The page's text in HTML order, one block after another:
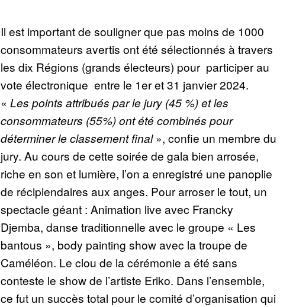
Il est important de souligner que pas moins de 1000
consommateurs avertis ont été sélectionnés à travers
les dix Régions (grands électeurs) pour participer au
vote électronique entre le 1er et 31 janvier 2024.
« Les points attribués par le jury (45 %) et les
consommateurs (55%) ont été combinés pour
déterminer le classement final», confie un membre du
jury. Au cours de cette soirée de gala bien arrosée,
riche en son et lumière, l’on a enregistré une panoplie
de récipiendaires aux anges. Pour arroser le tout, un
spectacle géant : Animation live avec Francky
Djemba, danse traditionnelle avec le groupe « Les
bantous », body painting show avec la troupe de
Caméléon. Le clou de la cérémonie a été sans
conteste le show de l’artiste Eriko. Dans l’ensemble,
ce fut un succès total pour le comité d’organisation qui